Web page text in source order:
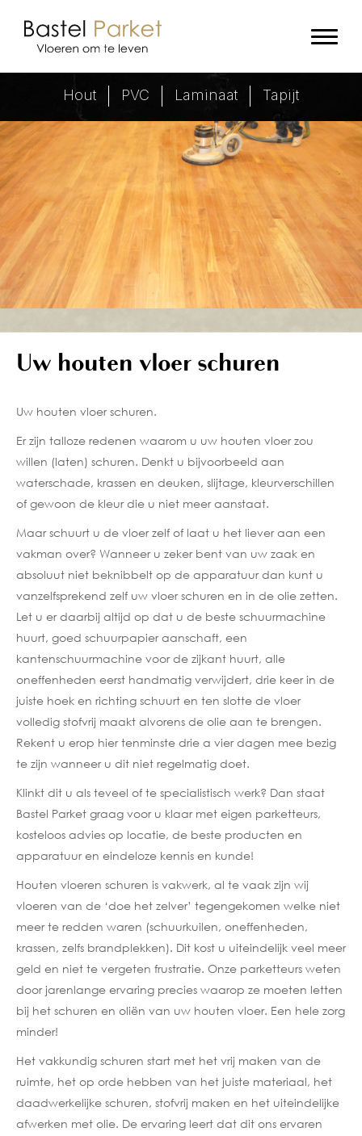
Renovatie bestaande vloer -
Hout PVC Laminaat Tapijt
Uw houten vloer schuren
Uw houten vloer schuren.
Er zijn talloze redenen waarom u uw houten vloer zou
willen (laten) schuren. Denkt u bijvoorbeeld aan
waterschade, krassen en deuken, slijtage, kleurverschillen
of gewoon de kleur die u niet meer aanstaat.
Maar schuurt u de vloer zelf of laat u het liever aan een
vakman over? Wanneer u zeker bent van uw zaak en
absoluut niet beknibbelt op de apparatuur dan kunt u
vanzelfsprekend zelf uw vloer schuren en in de olie zetten.
Let u er daarbij altijd op dat u de beste schuurmachine
huurt, goed schuurpapier aanschaft, een
kantenschuurmachine voor de zijkant huurt, alle
oneffenheden eerst handmatig verwijdert, drie keer in de
juiste hoek en richting schuurt en ten slotte de vloer
volledig stofvrij maakt alvorens de olie aan te brengen.
Rekent u erop hier tenminste drie a vier dagen mee bezig
te zijn wanneer u dit niet regelmatig doet.
Klinkt dit u als teveel of te specialistisch werk? Dan staat
Bastel Parket graag voor u klaar met eigen parketteurs,
kosteloos advies op locatie, de beste producten en
apparatuur en eindeloze kennis en kunde!
Houten vloeren schuren is vakwerk, al te vaak zijn wij
vloeren van de ‘doe het zelver’ tegengekomen welke niet
meer te redden waren (schuurkuilen, oneffenheden,
krassen, zelfs brandplekken). Dit kost u uiteindelijk veel meer
geld en niet te vergeten frustratie. Onze parketteurs weten
door jarenlange ervaring precies waarop ze moeten letten
bij het schuren en oliën van uw houten vloer. Een hele zorg
minder!
Het vakkundig schuren start met het vrij maken van de
ruimte, het op orde hebben van het juiste materiaal, het
daadwerkelijke schuren, stofvrij maken en het uiteindelijke
afwerken met olie. De ervaring leert dat dit ons ervaren